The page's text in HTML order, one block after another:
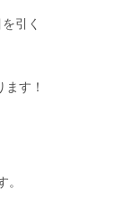
引く
す！